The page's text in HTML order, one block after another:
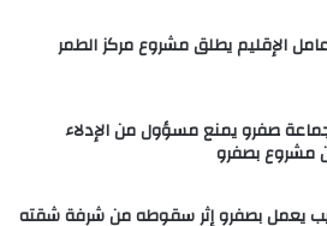
عامل الإقليم يطلق مشروع مركز الطمر
صفرو يمنع مسؤول من الإدلاء
مشروع بصفرو
يعمل بصفرو إثر سقوطه من شرفة شقته